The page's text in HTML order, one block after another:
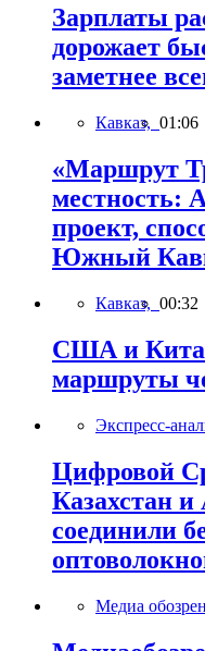
Зарплаты
дорожает
заметнее
Кавказ, 01:06
«Маршрут
местность:
проект,
Южный
Кавказ, 00:32
США и
маршруты
Экспресс-
Цифровой
Казахстан
соединили
Медиа